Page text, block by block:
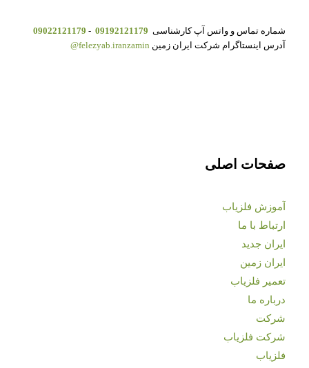
شماره تماس و واتس آپ کارشناسی 09192121179
-
09022121179
آدرس اینستاگرام شرکت ایران زمین felezyab.iranzamin@
صفحات اصلی
آموزش فلزیاب
ارتباط با ما
ایران جدید
ایران زمین
تعمیر فلزیاب
درباره ما
شرکت
شرکت فلزیاب
فلزیاب